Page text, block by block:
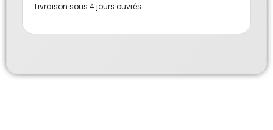
Livraison sous 4 jours ouvrés.